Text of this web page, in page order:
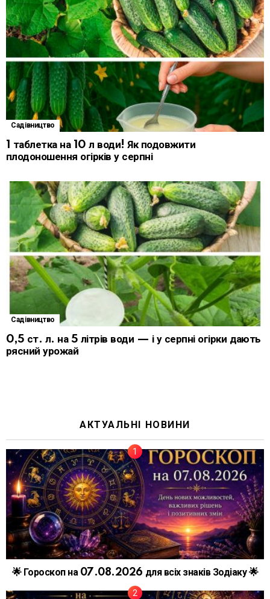
Садівництво
1 таблетка на 10 л води! Як подовжити
плодоношення огірків у серпні
Садівництво
0,5 ст. л. на 5 літрів води — і у серпні огірки дають
рясний урожай
АКТУАЛЬНІ НОВИНИ
🌟 Гороскоп на 07.08.2026 для всіх знаків Зодіаку 🌟